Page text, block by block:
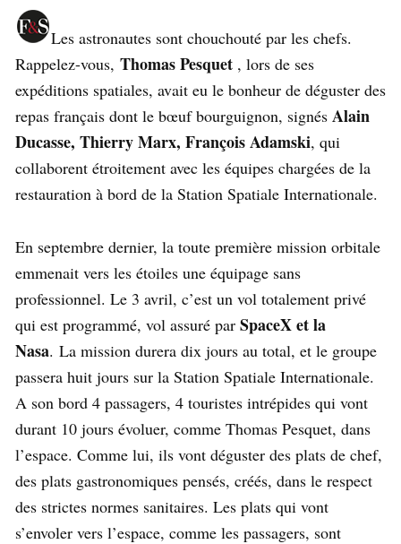
Les astronautes sont chouchouté par les chefs.
Rappelez-vous, Thomas Pesquet , lors de ses
expéditions spatiales, avait eu le bonheur de déguster des
repas français dont le bœuf bourguignon, signés Alain
Ducasse, Thierry Marx, François Adamski, qui
collaborent étroitement avec les équipes chargées de la
restauration à bord de la Station Spatiale Internationale.
En septembre dernier, la toute première mission orbitale
emmenait vers les étoiles une équipage sans
professionnel. Le 3 avril, c’est un vol totalement privé
qui est programmé, vol assuré par SpaceX et la
Nasa. La mission durera dix jours au total, et le groupe
passera huit jours sur la Station Spatiale Internationale.
A son bord 4 passagers, 4 touristes intrépides qui vont
durant 10 jours évoluer, comme Thomas Pesquet, dans
l’espace. Comme lui, ils vont déguster des plats de chef,
des plats gastronomiques pensés, créés, dans le respect
des strictes normes sanitaires. Les plats qui vont
s’envoler vers l’espace, comme les passagers, sont